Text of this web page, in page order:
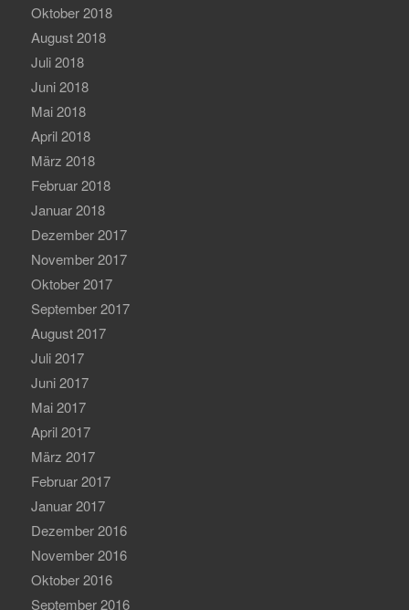
Oktober 2018
August 2018
Juli 2018
Juni 2018
Mai 2018
April 2018
März 2018
Februar 2018
Januar 2018
Dezember 2017
November 2017
Oktober 2017
September 2017
August 2017
Juli 2017
Juni 2017
Mai 2017
April 2017
März 2017
Februar 2017
Januar 2017
Dezember 2016
November 2016
Oktober 2016
September 2016